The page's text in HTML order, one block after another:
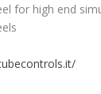
for high end